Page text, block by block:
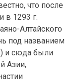
что после
в 1293 г.
Алтайского
под названием
и сюда были
Азии,